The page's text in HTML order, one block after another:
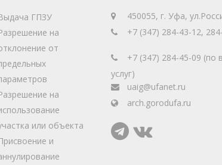
ГПЗУ
на
от
на
или объекта
и
450055, г. Уфа,
+7 (347) 284-43-12,
+7 (347) 284-45-09 (по
услуг)
uaig@ufanet.ru
arch.gorodufa.ru